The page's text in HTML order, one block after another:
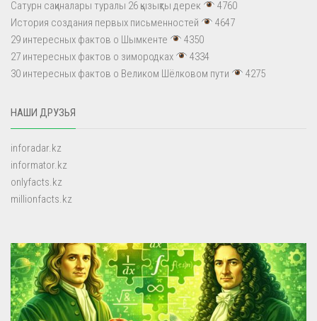
Сатурн сақиналары туралы 26 қызықты дерек
4760
История создания первых письменностей
4647
29 интересных фактов о Шымкенте
4350
27 интересных фактов о зимородках
4334
30 интересных фактов о Великом Шёлковом пути
4275
НАШИ ДРУЗЬЯ
inforadar.kz
informator.kz
onlyfacts.kz
millionfacts.kz